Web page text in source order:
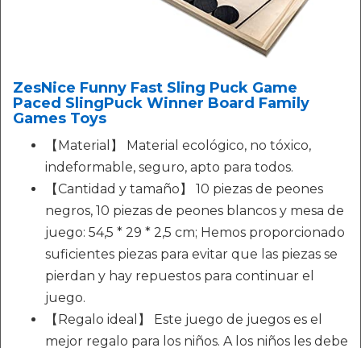
ZesNice Funny Fast Sling Puck Game
Paced SlingPuck Winner Board Family
Games Toys
【Material】 Material ecológico, no tóxico,
indeformable, seguro, apto para todos.
【Cantidad y tamaño】 10 piezas de peones
negros, 10 piezas de peones blancos y mesa de
juego: 54,5 * 29 * 2,5 cm; Hemos proporcionado
suficientes piezas para evitar que las piezas se
pierdan y hay repuestos para continuar el
juego.
【Regalo ideal】 Este juego de juegos es el
mejor regalo para los niños. A los niños les debe